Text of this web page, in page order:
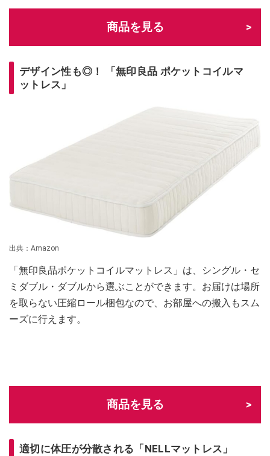
商品を見る
デザイン性も◎！ 「無印良品 ポケットコイルマ
ットレス」
出典：Amazon
「無印良品ポケットコイルマットレス」は、シングル・セ
ミダブル・ダブルから選ぶことができます。お届けは場所
を取らない圧縮ロール梱包なので、お部屋への搬入もスム
ーズに行えます。
商品を見る
適切に体圧が分散される「NELLマットレス」